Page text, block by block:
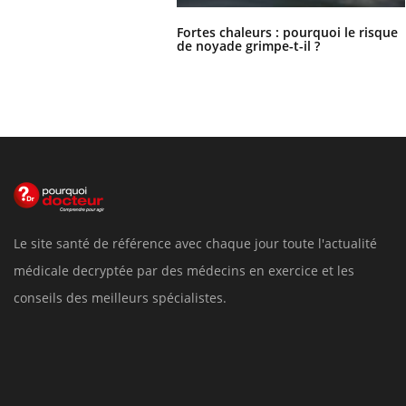
Fortes chaleurs : pourquoi le risque
de noyade grimpe-t-il ?
Le site santé de référence avec chaque jour toute l'actualité
médicale decryptée par des médecins en exercice et les
conseils des meilleurs spécialistes.